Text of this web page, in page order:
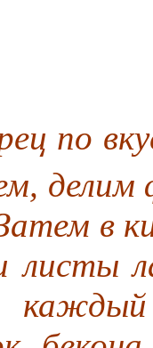
по
в
листы